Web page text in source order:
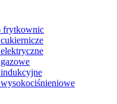
frytkownic